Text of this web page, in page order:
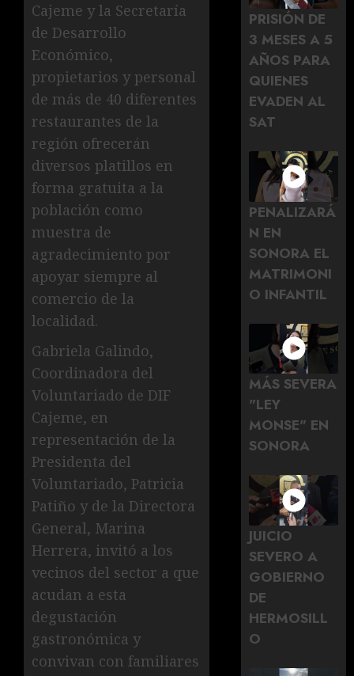
Cajeme y la Secretaría
de Desarrollo
Económico,
propietarios y personal
de más de 40 diferentes
restaurantes de la
región ofrecerán
diversos platillos en
forma gratuita a la
población como
muestra de
agradecimiento por
apoyar siempre al
comercio de la
localidad.
Gabriela Galindo,
Coordinadora del
Voluntariado de DIF
Cajeme, en
representación de la
Presidenta del
Voluntariado, Patricia
Patiño y de la Directora
General, Marina
Herrera, invitó a los
vecinos del sector a que
acudan a esta
degustación
gastronómica y
convivan con familiares
PRISIÓN DE
3 MESES A 5
AÑOS PARA
QUIENES
EVADEN AL
SAT
PENALIZARÁ
N EN
SONORA EL
MATRIMONI
O INFANTIL
MÁS SEVERA
"LEY
MONSE" EN
SONORA
JUICIO
SEVERO A
GOBIERNO
DE
HERMOSILL
O